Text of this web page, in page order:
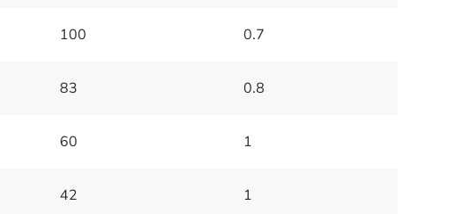
100 0.7
83 0.8
60 1
42 1